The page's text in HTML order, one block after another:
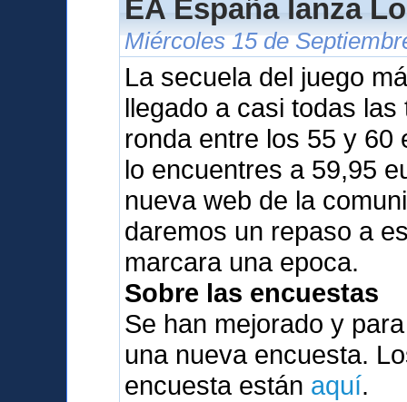
EA España lanza
Miércoles 15 de
La secuela del juego
llegado a casi todas
ronda entre los 55 y 60
lo encuentres a 59,95
nueva web de la
daremos un repaso a
marcara una epoca.
Sobre las encuestas
Se han mejorado y
una nueva encuesta.
encuesta están aquí.